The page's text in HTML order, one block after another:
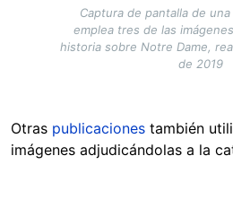
Captura de pantalla de
emplea tres de las
historia sobre Notre Dame,
de 2019
Otras publicaciones también
imágenes adjudicándolas a la